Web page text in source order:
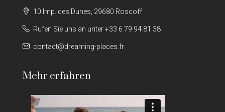
10 Imp. des Dunes, 29680 Roscoff
Rufen Sie uns an unter +33 6 79 94 81 38
contact@dreaming-places.fr
Mehr erfahren